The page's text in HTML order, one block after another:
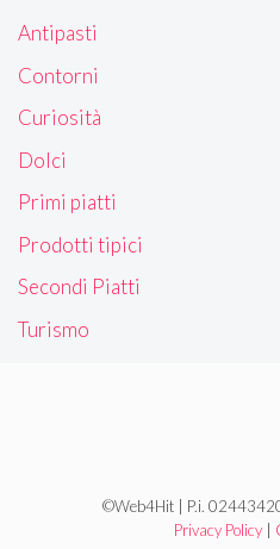
Antipasti
Contorni
Curiosità
Dolci
Primi piatti
Prodotti tipici
Secondi Piatti
Turismo
©Web4Hit | P.i.
Privacy Policy|